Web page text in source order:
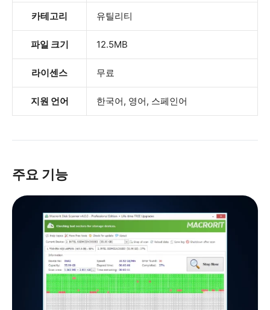
카테고리 유틸리티
파일 크기 12.5MB
라이센스 무료
지원 언어 한국어, 영어, 스페인어
주요 기능